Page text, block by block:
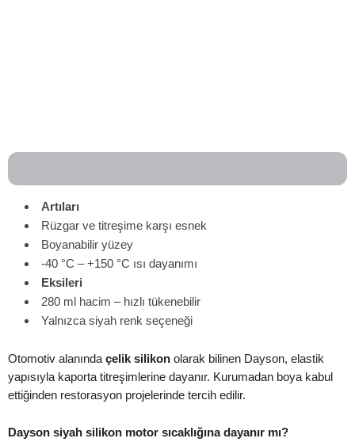
Artıları
Rüzgar ve titreşime karşı esnek
Boyanabilir yüzey
-40 °C – +150 °C ısı dayanımı
Eksileri
280 ml hacim – hızlı tükenebilir
Yalnızca siyah renk seçeneği
Otomotiv alanında çelik silikon olarak bilinen Dayson, elastik
yapısıyla kaporta titreşimlerine dayanır. Kurumadan boya kabul
ettiğinden restorasyon projelerinde tercih edilir.
Dayson siyah silikon motor sıcaklığına dayanır mı?